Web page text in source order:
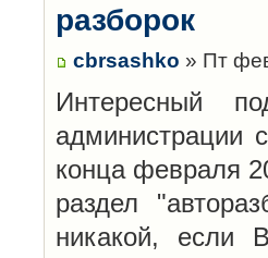
разборок
cbrsashko » Пт
Интересный
администрации
конца февраля
раздел
никакой, если